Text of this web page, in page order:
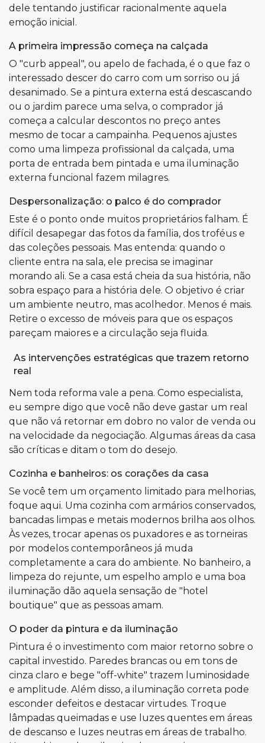
dele tentando justificar racionalmente aquela
emoção inicial.
A primeira impressão começa na calçada
O "curb appeal", ou apelo de fachada, é o que faz o
interessado descer do carro com um sorriso ou já
desanimado. Se a pintura externa está descascando
ou o jardim parece uma selva, o comprador já
começa a calcular descontos no preço antes
mesmo de tocar a campainha. Pequenos ajustes
como uma limpeza profissional da calçada, uma
porta de entrada bem pintada e uma iluminação
externa funcional fazem milagres.
Despersonalização: o palco é do comprador
Este é o ponto onde muitos proprietários falham. É
difícil desapegar das fotos da família, dos troféus e
das coleções pessoais. Mas entenda: quando o
cliente entra na sala, ele precisa se imaginar
morando ali. Se a casa está cheia da sua história, não
sobra espaço para a história dele. O objetivo é criar
um ambiente neutro, mas acolhedor. Menos é mais.
Retire o excesso de móveis para que os espaços
pareçam maiores e a circulação seja fluida.
As intervenções estratégicas que trazem retorno
real
Nem toda reforma vale a pena. Como especialista,
eu sempre digo que você não deve gastar um real
que não vá retornar em dobro no valor de venda ou
na velocidade da negociação. Algumas áreas da casa
são críticas e ditam o tom do desejo.
Cozinha e banheiros: os corações da casa
Se você tem um orçamento limitado para melhorias,
foque aqui. Uma cozinha com armários conservados,
bancadas limpas e metais modernos brilha aos olhos.
Às vezes, trocar apenas os puxadores e as torneiras
por modelos contemporâneos já muda
completamente a cara do ambiente. No banheiro, a
limpeza do rejunte, um espelho amplo e uma boa
iluminação dão aquela sensação de "hotel
boutique" que as pessoas amam.
O poder da pintura e da iluminação
Pintura é o investimento com maior retorno sobre o
capital investido. Paredes brancas ou em tons de
cinza claro e bege "off-white" trazem luminosidade
e amplitude. Além disso, a iluminação correta pode
esconder defeitos e destacar virtudes. Troque
lâmpadas queimadas e use luzes quentes em áreas
de descanso e luzes neutras em áreas de trabalho.